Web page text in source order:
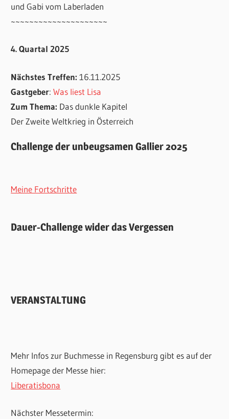
und Gabi vom Laberladen
~~~~~~~~~~~~~~~~~~~~~
4. Quartal 2025
Nächstes Treffen:16.11.2025
Gastgeber:Was liest Lisa
Zum Thema: Das dunkle Kapitel
Der Zweite Weltkrieg in Österreich
Challenge der unbeugsamen Gallier 2025
Meine Fortschritte
Dauer-Challenge wider das Vergessen
VERANSTALTUNG
Mehr Infos zur Buchmesse in Regensburg gibt es auf der
Homepage der Messe hier:
Liberatisbona
Nächster Messetermin: